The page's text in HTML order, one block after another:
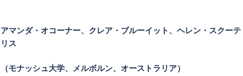
アマンダ・オコーナー、クレア・ブルーイット、ヘレン・スクーテ
リス
（モナッシュ大学、メルボルン、オーストラリア）